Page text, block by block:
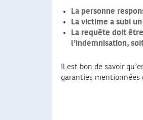
La personne
La victime a subi
La requête doit
l’indemnisation,
Il est bon de savoir
garanties mentionnées